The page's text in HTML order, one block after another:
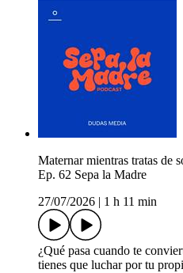
Maternar mientras tratas de
Ep. 62 Sepa la Madre
27/07/2026
1 h 11 min
¿Qué pasa cuando te
tienes que luchar por tu